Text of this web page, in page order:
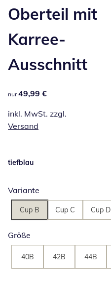
Oberteil mit
Karree-
Ausschnitt
49,99 €
nur 49,99 €
inkl. MwSt. zzgl.
Versand
tiefblau
Variante
Cup B Cup C Cup D
Größe
40B 42B 44B